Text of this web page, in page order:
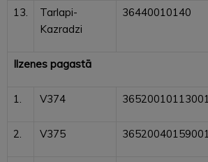
13.
Tarlapi-
Kazradzi
36440010140
Ilzenes pagastā
1. V374 36520010113001
2. V375 36520040159001